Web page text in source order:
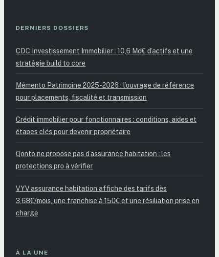
DERNIERS DOSSIERS
CDC Investissement Immobilier : 10,6 Md€ d’actifs et une
stratégie build to core
Mémento Patrimoine 2025-2026 : l’ouvrage de référence
pour placements, fiscalité et transmission
Crédit immobilier pour fonctionnaires : conditions, aides et
étapes clés pour devenir propriétaire
Qonto ne propose pas d’assurance habitation : les
protections pro à vérifier
VYV assurance habitation affiche des tarifs dès
3,68€/mois, une franchise à 150€ et une résiliation prise en
charge
À LA UNE